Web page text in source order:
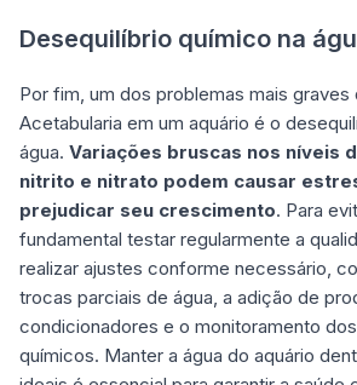
Desequilíbrio químico na
Por fim, um dos problemas mais
Acetabularia em um aquário é o
água. Variações bruscas nos níveis
nitrito e nitrato podem causar
prejudicar seu crescimento. Para
fundamental testar regularmente a
realizar ajustes conforme necessário,
trocas parciais de água, a adição de
condicionadores e o monitoramento
químicos. Manter a água do aquário